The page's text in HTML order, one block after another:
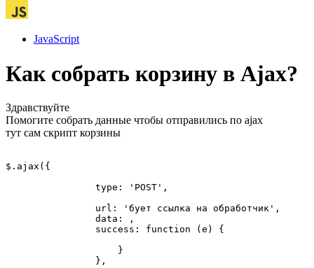
JavaScript
Как собрать корзину в Ajax?
Здравствуйте
Помогите собрать данные чтобы отправились по ajax
тут сам скрипт корзины
$.ajax({
                type: 'POST',
                url: 'бует ссылка на обработчик',
                data: ,
                success: function (e) {
                    }
                },